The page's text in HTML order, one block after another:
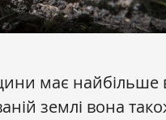
має найбільше
землі вона